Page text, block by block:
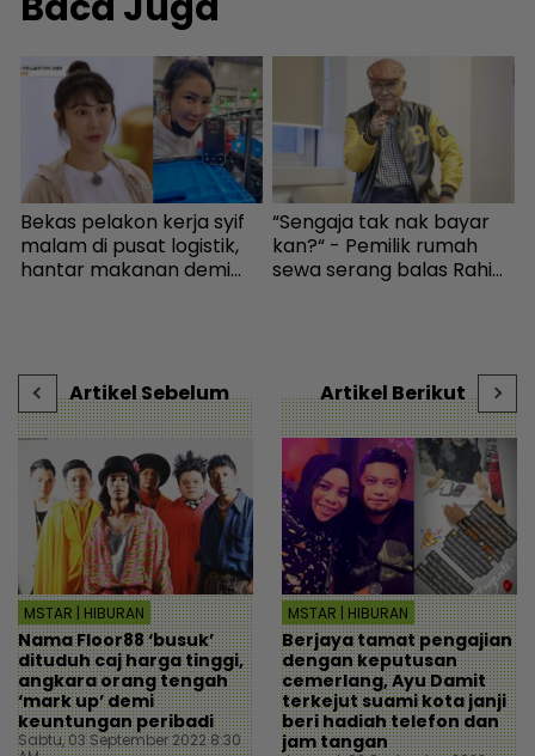
Bekas pelakon kerja syif
malam di pusat logistik,
hantar makanan demi
“Sengaja tak nak bayar
kan?“ - Pemilik rumah
sewa serang balas Rahim
Artikel Sebelum
MSTAR | HIBURAN
Nama Floor88 ‘busuk’
dituduh caj harga tinggi,
angkara orang tengah
‘mark up’ demi
keuntungan peribadi
Sabtu, 03 September 2022 8:30
Artikel Berikut
MSTAR | HIBURAN
Berjaya tamat pengajian
dengan keputusan
cemerlang, Ayu Damit
terkejut suami kota janji
beri hadiah telefon dan
jam tangan